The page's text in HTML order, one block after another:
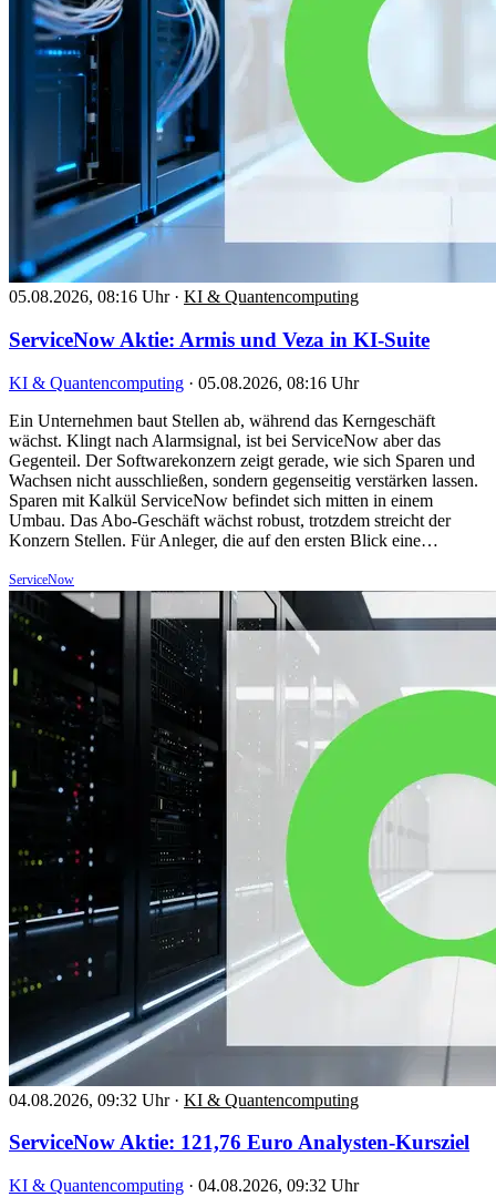
05.08.2026, 08:16 Uhr · KI & Quantencomputing
ServiceNow Aktie: Armis und Veza in KI-Suite
KI & Quantencomputing · 05.08.2026, 08:16 Uhr
Ein Unternehmen baut Stellen ab, während das Kerngeschäft
wächst. Klingt nach Alarmsignal, ist bei ServiceNow aber das
Gegenteil. Der Softwarekonzern zeigt gerade, wie sich Sparen und
Wachsen nicht ausschließen, sondern gegenseitig verstärken lassen.
Sparen mit Kalkül ServiceNow befindet sich mitten in einem
Umbau. Das Abo-Geschäft wächst robust, trotzdem streicht der
Konzern Stellen. Für Anleger, die auf den ersten Blick eine…
ServiceNow
04.08.2026, 09:32 Uhr · KI & Quantencomputing
ServiceNow Aktie: 121,76 Euro Analysten-Kursziel
KI & Quantencomputing · 04.08.2026, 09:32 Uhr